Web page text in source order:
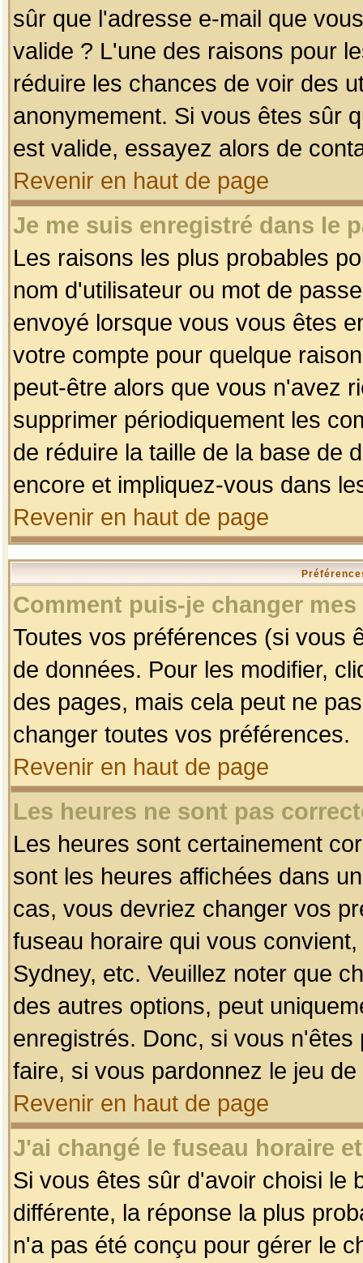
sûr que l'adresse e-mail que
valide ? L'une des raisons pour
réduire les chances de voir des
anonymement. Si vous êtes sûr
est valide, essayez alors de
Revenir en haut de page
Je me suis enregistré dans le
Les raisons les plus probables
nom d'utilisateur ou mot de
envoyé lorsque vous vous êtes
votre compte pour quelque
peut-être alors que vous n'avez
supprimer périodiquement les
de réduire la taille de la base de
encore et impliquez-vous dans
Revenir en haut de page
Comment puis-je changer
Toutes vos préférences (si vous
de données. Pour les modifier,
des pages, mais cela peut ne
changer toutes vos préférences.
Revenir en haut de page
Les heures ne sont pas
Les heures sont certainement
sont les heures affichées dans
cas, vous devriez changer vos
fuseau horaire qui vous
Sydney, etc. Veuillez noter que
des autres options, peut
enregistrés. Donc, si vous
faire, si vous pardonnez le jeu
Revenir en haut de page
J'ai changé le fuseau horaire
Si vous êtes sûr d'avoir choisi le
différente, la réponse la plus
n'a pas été conçu pour gérer le